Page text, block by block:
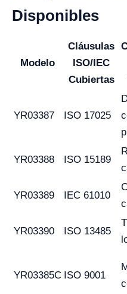
Disponibles
Modelo
Cláusulas
ISO/IEC
Cubiertas
YR03387 ISO 17025
YR03388 ISO 15189
YR03389 IEC 61010
YR03390 ISO 13485
YR03385C ISO 9001